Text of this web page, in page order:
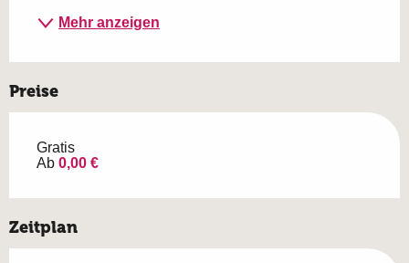
Mehr anzeigen
Preise
Gratis
Ab 0,00 €
Zeitplan